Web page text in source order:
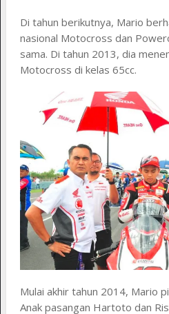
Di tahun berikutnya, Mario
nasional Motocross dan
sama. Di tahun 2013, dia
Motocross di kelas 65cc.
Mulai akhir tahun 2014, Mario
Anak pasangan Hartoto dan